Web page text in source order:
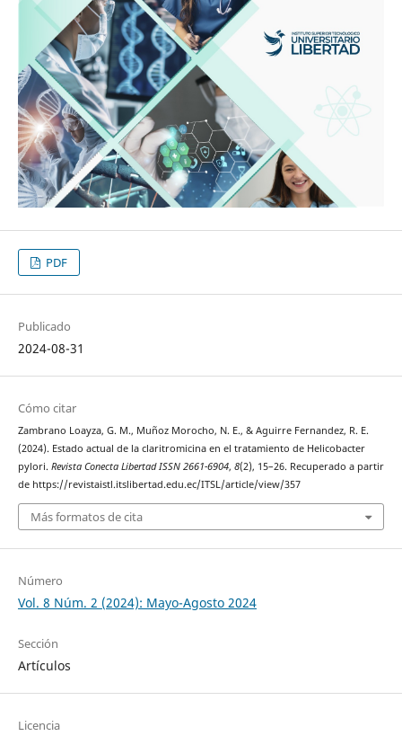
PDF
Publicado
2024-08-31
Cómo citar
Zambrano Loayza, G. M., Muñoz Morocho, N. E., & Aguirre Fernandez, R. E.
(2024). Estado actual de la claritromicina en el tratamiento de Helicobacter
pylori. Revista Conecta Libertad ISSN 2661-6904, 8(2), 15–26. Recuperado a partir
de https://revistaistl.itslibertad.edu.ec/ITSL/article/view/357
Más formatos de cita
Número
Vol. 8 Núm. 2 (2024): Mayo-Agosto 2024
Sección
Artículos
Licencia